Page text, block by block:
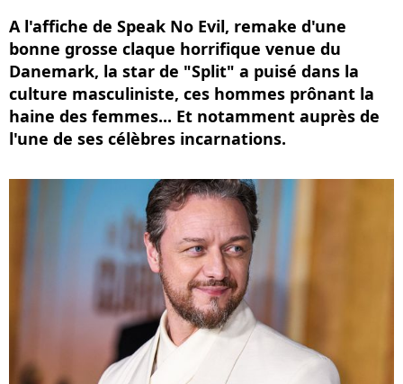
A l'affiche de Speak No Evil, remake d'une
bonne grosse claque horrifique venue du
Danemark, la star de "Split" a puisé dans la
culture masculiniste, ces hommes prônant la
haine des femmes... Et notamment auprès de
l'une de ses célèbres incarnations.